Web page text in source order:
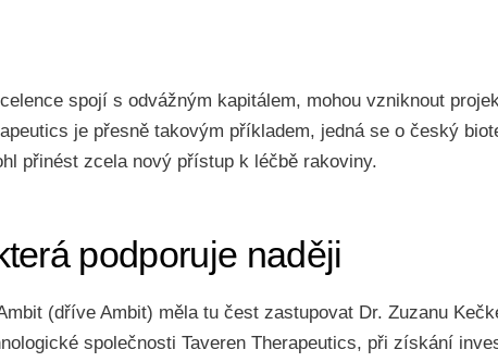
spojí s odvážným kapitálem, mohou vzniknout
je přesně takovým příkladem, jedná se o český
přinést zcela nový přístup k léčbě rakoviny.
podporuje naději
(dříve Ambit) měla tu čest zastupovat Dr. Zuzanu
společnosti Taveren Therapeutics, při získání